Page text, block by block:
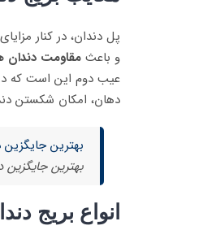
پل دندان، در کنار
و باعث مقاومت دندان
عیب دوم این است که
دهان، امکان شکستن
بهترین
بهترین
انواع بریج